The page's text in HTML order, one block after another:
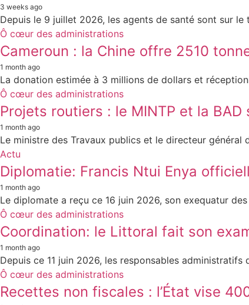
3 weeks ago
Depuis le 9 juillet 2026, les agents de santé sont sur
Ô cœur des administrations
Cameroun : la Chine offre 2510
1 month ago
La donation estimée à 3 millions de dollars et
Ô cœur des administrations
Projets routiers : le MINTP et la
1 month ago
Le ministre des Travaux publics et le directeur général
Actu
Diplomatie: Francis Ntui Enya
1 month ago
Le diplomate a reçu ce 16 juin 2026, son exequatur
Ô cœur des administrations
Coordination: le Littoral fait son
1 month ago
Depuis ce 11 juin 2026, les responsables
Ô cœur des administrations
Recettes non fiscales : l’État vise